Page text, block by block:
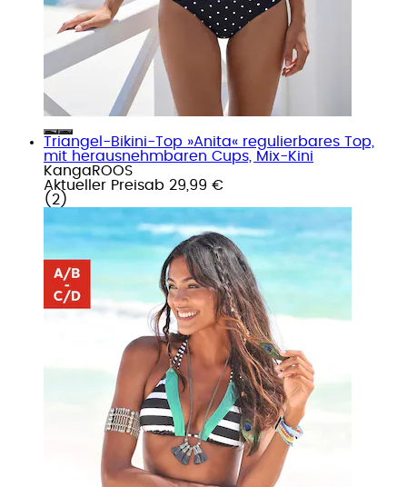
Triangel-Bikini-Top »Anita« regulierbares Top,
mit herausnehmbaren Cups, Mix-Kini
KangaROOS
Aktueller Preisab 29,99 €
( 2 )